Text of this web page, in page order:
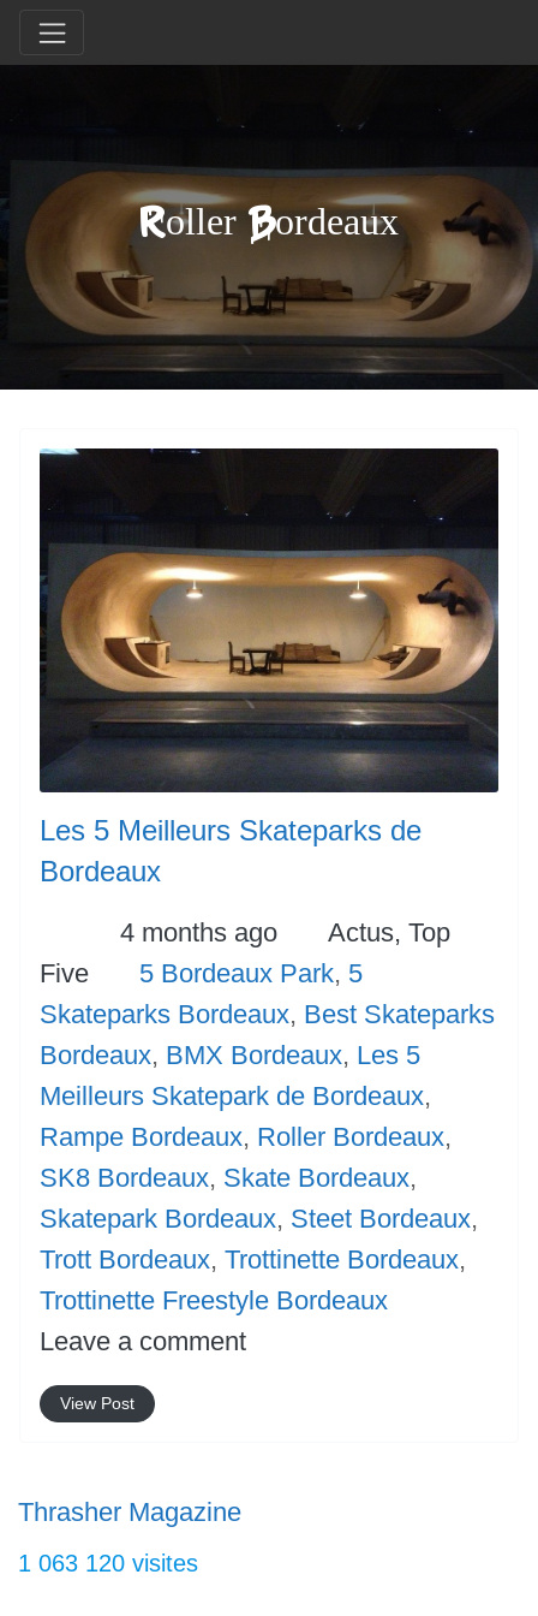
Roller Bordeaux
Les 5 Meilleurs Skateparks de
Bordeaux
Posted
4 months ago Categories
Actus, Top
Five
Tags
5 Bordeaux Park, 5
Skateparks Bordeaux, Best Skateparks
Bordeaux, BMX Bordeaux, Les 5
Meilleurs Skatepark de Bordeaux,
Rampe Bordeaux, Roller Bordeaux,
SK8 Bordeaux, Skate Bordeaux,
Skatepark Bordeaux, Steet Bordeaux,
Trott Bordeaux, Trottinette Bordeaux,
Trottinette Freestyle Bordeaux
Leave a comment
View Post
Thrasher Magazine
1 063 120 visites